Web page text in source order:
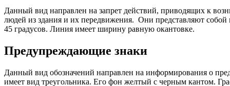
Данный вид направлен на запрет действий, приводящих к
людей из здания и их передвижения. Они представляют собой
45 градусов. Линия имеет ширину равную окантовке.
Предупреждающие знаки
Данный вид обозначений направлен на информирования о
имеет вид треугольника. Его фон желтый с черным кантом.